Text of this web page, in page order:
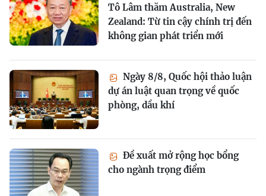
Tô Lâm thăm Australia, New
Zealand: Từ tin cậy chính trị đến
không gian phát triển mới
Ngày 8/8, Quốc hội thảo luận
dự án luật quan trọng về quốc
phòng, dầu khí
Đề xuất mở rộng học bổng
cho ngành trọng điểm